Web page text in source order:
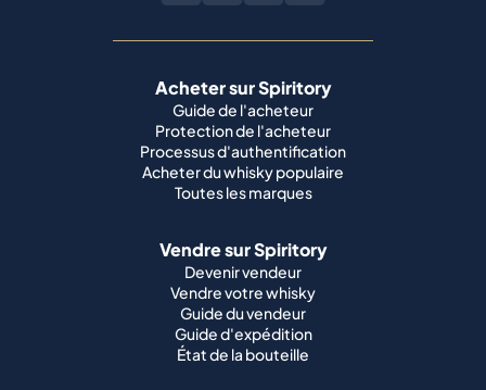
Acheter sur Spiritory
Guide de l'acheteur
Protection de l'acheteur
Processus d'authentification
Acheter du whisky populaire
Toutes les marques
Vendre sur Spiritory
Devenir vendeur
Vendre votre whisky
Guide du vendeur
Guide d'expédition
État de la bouteille